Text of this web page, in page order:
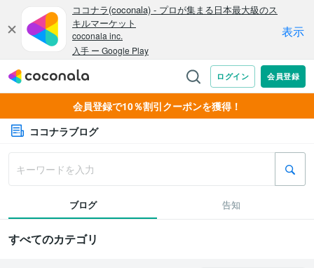
会員登録で10％割引クーポンを獲得！
ココナラブログ
ブログ 告知
すべてのカテゴリ